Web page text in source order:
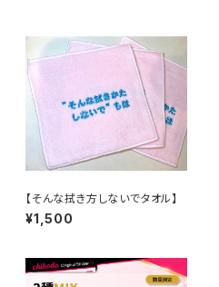
【そんな拭き方しないでタオル】
¥1,500